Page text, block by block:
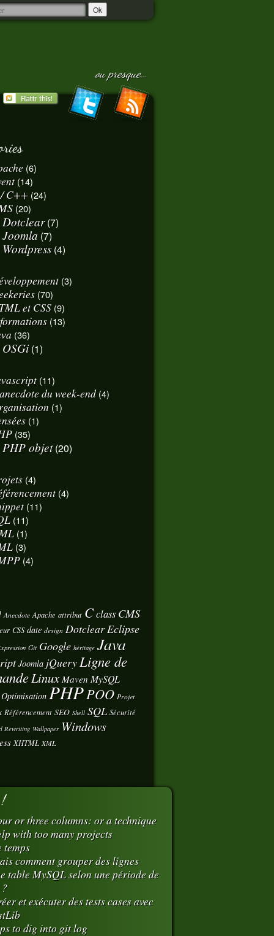
ou presque…
(6)
(14)
C++ (24)
(20)
Dotclear(7)
Joomla (7)
Wordpress (4)
(3)
(70)
et CSS (9)
(13)
(36)
OSGi(1)
(11)
du week-end(4)
(1)
(1)
(35)
PHP objet(20)
(4)
(4)
(11)
(11)
(1)
(3)
(4)
Anecdote Apache attribut Cclass CMS
CSS date design DotclearEclipse
Git Google héritage Java
Joomla jQueryLigne de
Linux Maven MySQL
Optimisation PHPPOO Projet
Référencement SEO Shell SQL Sécurité
Rewriting Wallpaper Windows
XHTML XML
or three columns: or a technique
with too many projects
temps
comment grouper des lignes
table MySQL selon une période de
et exécuter des tests cases avec
to dig into git log